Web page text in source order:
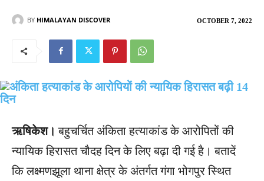
OCTOBER 7, 2022
BY HIMALAYAN DISCOVER
ऋषिकेश। बहुचर्चित अंकिता हत्याकांड के आरोपितों की
न्यायिक हिरासत चौदह दिन के लिए बढ़ा दी गई है। बतादें
कि लक्ष्मणझूला थाना क्षेत्र के अंतर्गत गंगा भोगपुर स्थित